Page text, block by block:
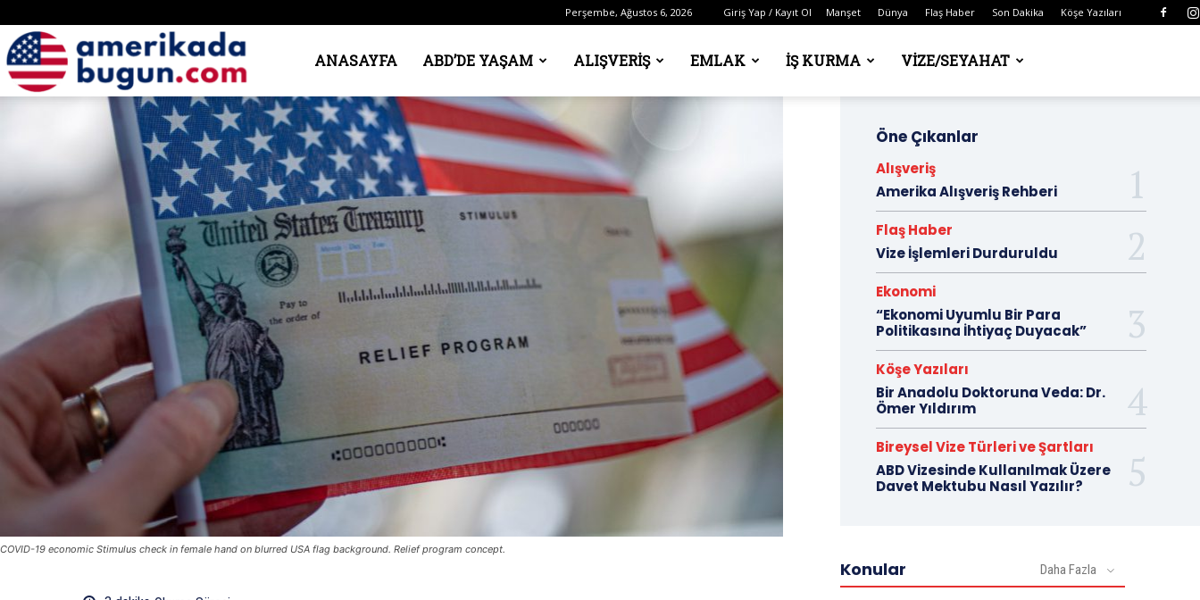
Perşembe, Ağustos 6, 2026 Giriş Yap / Kayıt Ol Manşet Dünya Flaş Haber Son Dakika Köşe Yazıları
Amerika’da
Bugün
ANASAYFA ABD’DE YAŞAM ALIŞVERIŞ EMLAK İŞ KURMA VIZE/SEYAHAT
COVID-19 economic Stimulus check in female hand on blurred USA flag background. Relief program concept.
Öne Çıkanlar
Alışveriş
Amerika Alışveriş Rehberi
Flaş Haber
Vize İşlemleri Durduruldu
Ekonomi
“Ekonomi Uyumlu Bir Para
Politikasına İhtiyaç Duyacak”
Köşe Yazıları
Bir Anadolu Doktoruna Veda: Dr.
Ömer Yıldırım
Bireysel Vize Türleri ve Şartları
ABD Vizesinde Kullanılmak Üzere
Davet Mektubu Nasıl Yazılır?
Konular Daha Fazla